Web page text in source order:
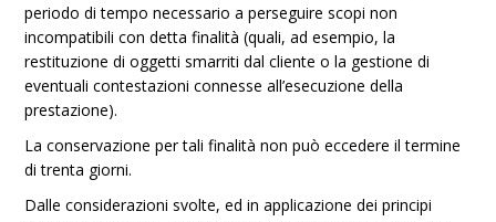
periodo di tempo necessario a perseguire scopi non
incompatibili con detta finalità (quali, ad esempio, la
restituzione di oggetti smarriti dal cliente o la gestione di
eventuali contestazioni connesse all’esecuzione della
prestazione).
La conservazione per tali finalità non può eccedere il termine
di trenta giorni.
Dalle considerazioni svolte, ed in applicazione dei principi